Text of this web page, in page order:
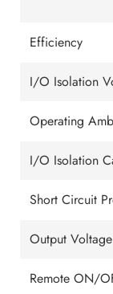
Efficiency
I/O Isolation
Operating
I/O Isolation
Short Circuit
Output
Remote ON/